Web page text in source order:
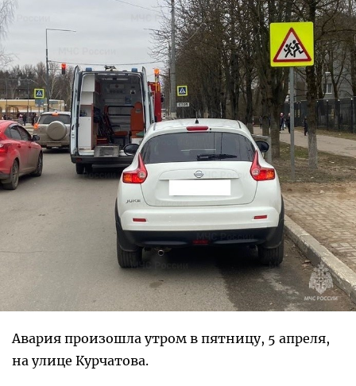
Авария произошла утром в пятницу, 5 апреля,
на улице Курчатова.